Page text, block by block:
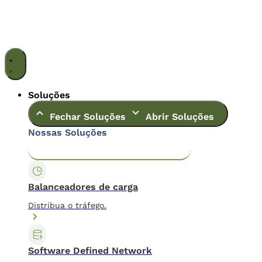
Soluções
Fechar Soluções
Abrir Soluções
Nossas Soluções
Balanceadores de carga
Distribua o tráfego.
Software Defined Network